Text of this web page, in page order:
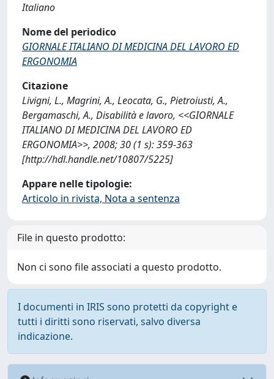
Italiano
Nome del periodico
GIORNALE ITALIANO DI MEDICINA DEL LAVORO ED
ERGONOMIA
Citazione
Livigni, L., Magrini, A., Leocata, G., Pietroiusti, A.,
Bergamaschi, A., Disabilità e lavoro, <<GIORNALE
ITALIANO DI MEDICINA DEL LAVORO ED
ERGONOMIA>>, 2008; 30 (1 s): 359-363
[http://hdl.handle.net/10807/5225]
Appare nelle tipologie:
Articolo in rivista, Nota a sentenza
File in questo prodotto:
Non ci sono file associati a questo prodotto.
I documenti in IRIS sono protetti da copyright e
tutti i diritti sono riservati, salvo diversa
indicazione.